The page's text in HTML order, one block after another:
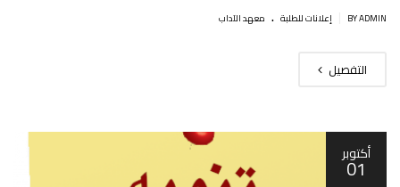
BY ADMIN إعلانات للطلبة . معهد الآداب
التفصيل
أكتوبر
01